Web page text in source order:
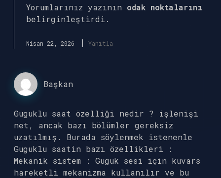
Yorumlarınız yazının odak noktalarını
belirginleştirdi.
Nisan 22, 2026 Yanıtla
Başkan
Guguklu saat özelliği nedir ? işlenişi
net, ancak bazı bölümler gereksiz
uzatılmış. Burada söylenmek istenenle
Guguklu saatin bazı özellikleri :
Mekanik sistem : Guguk sesi için kuvars
hareketli mekanizma kullanılır ve bu